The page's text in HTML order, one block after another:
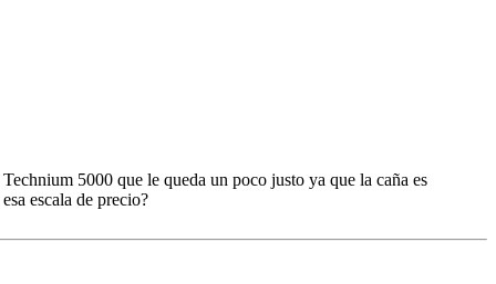
5000 que le queda un poco justo ya que la caña es
escala de precio?